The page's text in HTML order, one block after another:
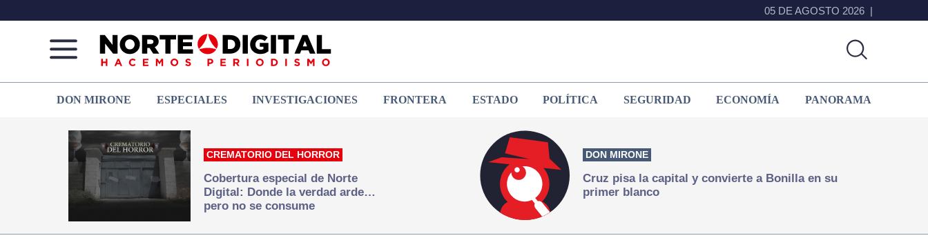
05 DE AGOSTO 2026
de
Juárez
que
hacemos periodismo
DON MIRONE ESPECIALES INVESTIGACIONES FRONTERA ESTADO POLÍTICA SEGURIDAD ECONOMÍA PANORAMA
CREMATORIO DEL HORROR
Cobertura especial de Norte
Digital: Donde la verdad arde…
pero no se consume
DON MIRONE
Cruz pisa la capital y convierte a Bonilla en su
primer blanco